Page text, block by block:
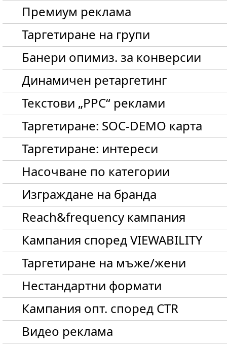
Премиум реклама
Таргетиране на групи
Банери опимиз. за конверсии
Динамичен ретаргетинг
Текстови „PPC“ реклами
Таргетиране: SOC-DEMO карта
Таргетиране: интереси
Hасочване по категории
Изграждане на бранда
Reach&frequency кампания
Кампания според VIEWABILITY
Таргетиране на мъже/жени
Нестандартни формати
Кампания опт. според CTR
Видео реклама